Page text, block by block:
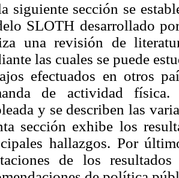
siguiente sección se
SLOTH desarrollado
una revisión de
las cuales se puede
efectuados en otros
de actividad
y se describen las
sección exhibe los
hallazgos. Por
de los